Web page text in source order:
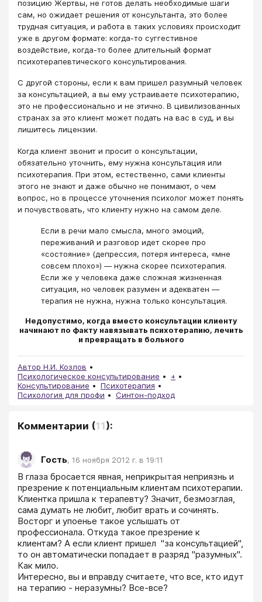
позицию Жертвы, не готов делать необходимые шаги
сам, но ожидает решения от консультанта, это более
трудная ситуация, и работа в таких условиях происходит
уже в другом формате: когда-то суггестивное
воздействие, когда-то более длительный формат
психотерапевтического консультирования.
С другой стороны, если к вам пришел разумный человек
за консультацией, а вы ему устраиваете психотерапию,
это не профессионально и не этично. В цивилизованных
странах за это клиент может подать на вас в суд, и вы
лишитесь лицензии.
Когда клиент звонит и просит о консультации,
обязательно уточнить, ему нужна консультация или
психотерапия. При этом, естественно, сами клиенты
этого не знают и даже обычно не понимают, о чем
вопрос, но в процессе уточнения психолог может понять
и почувствовать, что клиенту нужно на самом деле.
Если в речи мало смысла, много эмоций,
переживаний и разговор идет скорее про
«состояние» (депрессия, потеря интереса, «мне
совсем плохо») — нужна скорее психотерапия.
Если же у человека даже сложная жизненная
ситуация, но человек разумен и адекватен —
терапия не нужна, нужна только консультация.
Недопустимо, когда вместо консультации клиенту
начинают по факту навязывать психотерапию, лечить
и превращать в больного
Автор Н.И. Козлов
Психологическое консультирование
+
Консультирование
Психотерапия
Психология для профи
Синтон-подход
Комментарии (11):
Гость, 16 ноября 2012 г. в 19:11
В глаза бросается явная, неприкрытая неприязнь и
презрение к потенциальным клиентам психотерапии.
Клиентка пришла к терапевту? Значит, безмозглая,
сама думать не любит, любит врать и сочинять.
Восторг и упоенье такое услышать от
профессионала. Откуда такое презрение к
клиентам? А если клиент пришел  "за консультацией",
то он автоматически попадает в разряд "разумных".
Как мило.
Интересно, вы и вправду считаете, что все, кто идут
на терапию - неразумны? Все-все?